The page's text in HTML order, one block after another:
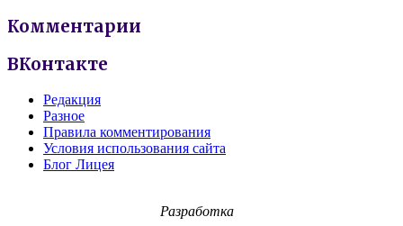
Комментарии
ВКонтакте
Редакция
Разное
Правила комментирования
Условия использования сайта
Блог Лицея
Разработка